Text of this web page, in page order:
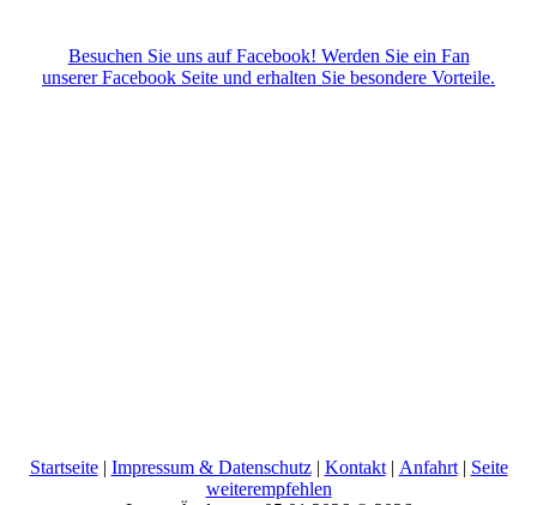
Besuchen Sie uns auf Facebook! Werden Sie ein Fan
unserer Facebook Seite und erhalten Sie besondere Vorteile.
Startseite| Impressum & Datenschutz| Kontakt| Anfahrt| Seite
weiterempfehlen